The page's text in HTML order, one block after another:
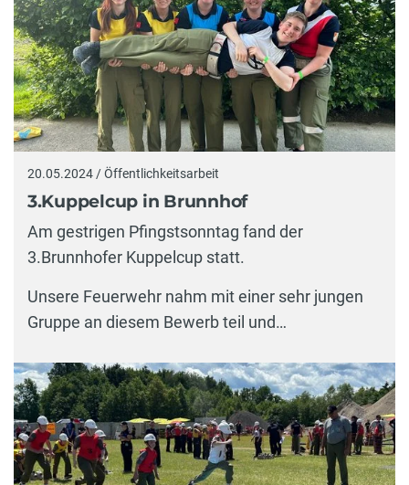
20.05.2024 / Öffentlichkeitsarbeit
3.Kuppelcup in Brunnhof
Am gestrigen Pfingstsonntag fand der
3.Brunnhofer Kuppelcup statt.
Unsere Feuerwehr nahm mit einer sehr jungen
Gruppe an diesem Bewerb teil und…